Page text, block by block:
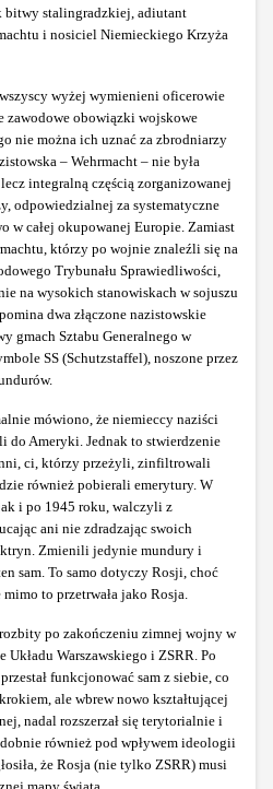
bitwy stalingradzkiej, adiutant
i nosiciel Niemieckiego Krzyża
wyżej wymienieni oficerowie
zawodowe obowiązki wojskowe
nie można ich uznać za zbrodniarzy
– Wehrmacht – nie była
integralną częścią zorganizowanej
odpowiedzialnej za systematyczne
w całej okupowanej Europie. Zamiast
którzy po wojnie znaleźli się na
Trybunału Sprawiedliwości,
na wysokich stanowiskach w sojuszu
dwa złączone nazistowskie
gmach Sztabu Generalnego w
SS (Schutzstaffel), noszone przez
mówiono, że niemieccy naziści
do Ameryki. Jednak to stwierdzenie
ci, którzy przeżyli, zinfiltrowali
również pobierali emerytury. W
i po 1945 roku, walczyli z
ani nie zdradzając swoich
Zmienili jedynie mundury i
sam. To samo dotyczy Rosji, choć
to przetrwała jako Rosja.
po zakończeniu zimnej wojny w
Warszawskiego i ZSRR. Po
funkcjonować sam z siebie, co
ale wbrew nowo kształtującej
nadal rozszerzał się terytorialnie i
również pod wpływem ideologii
że Rosja (nie tylko ZSRR) musi